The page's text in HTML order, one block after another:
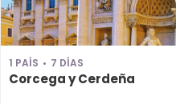
1 PAÍS 7 DÍAS
Corcega y Cerdeña